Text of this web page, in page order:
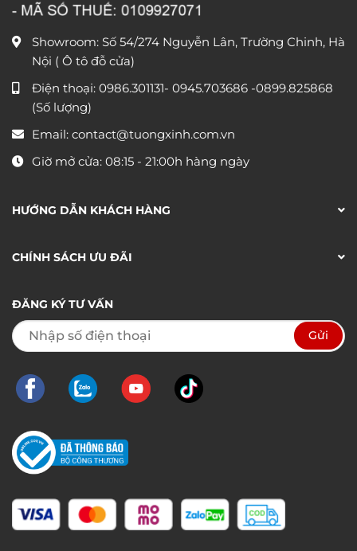
Showroom: Số 54/274 Nguyễn Lân, Trường Chinh, Hà
Nội ( Ô tô đỗ cửa)
Điện thoại: 0986.301131- 0945.703686 -0899.825868
(Số lượng)
Email: contact@tuongxinh.com.vn
Giờ mở cửa: 08:15 - 21:00h hàng ngày
HƯỚNG DẪN KHÁCH HÀNG
CHÍNH SÁCH ƯU ĐÃI
ĐĂNG KÝ TƯ VẤN